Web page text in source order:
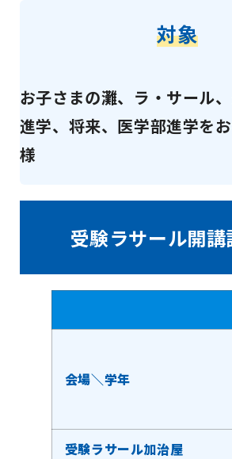
対象
お子さまの灘、ラ・サール
進学、将来、医学部進学を
様
受験ラサール開
会場＼学年
受験ラサール加治屋